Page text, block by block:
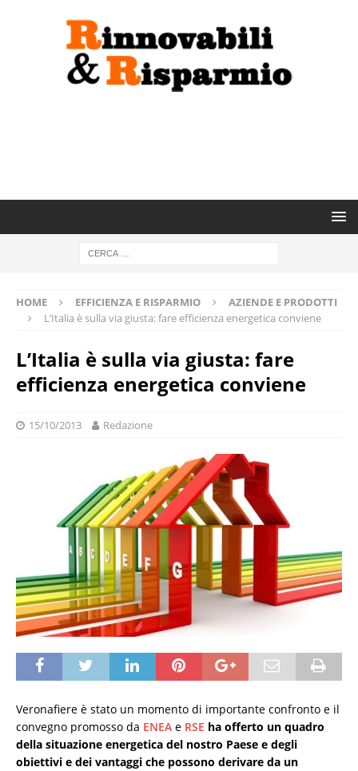
HOME EFFICIENZA E RISPARMIO
AZIENDE E PRODOTTI
L’Italia è sulla via giusta: fare efficienza energetica conviene
L’Italia è sulla via giusta: fare
efficienza energetica conviene
15/10/2013 Redazione
Veronafiere è stato un momento di importante confronto e il
convegno promosso da ENEA e RSE ha offerto un quadro
della situazione energetica del nostro Paese e degli
obiettivi e dei vantaggi che possono derivare da un